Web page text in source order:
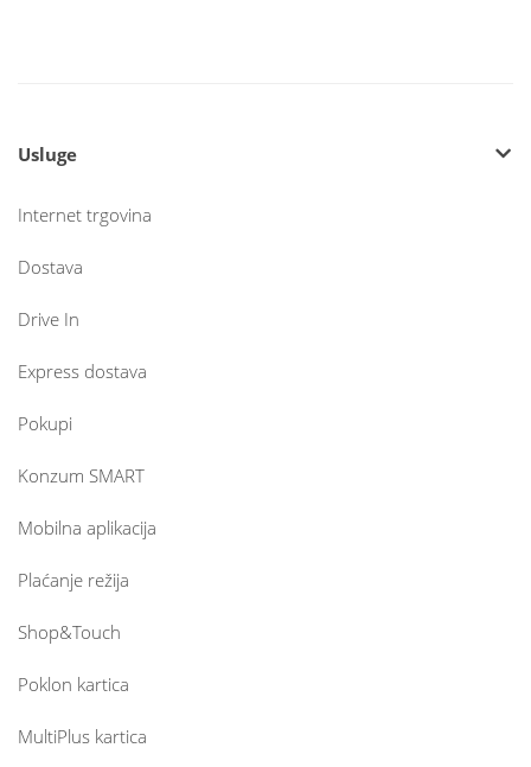
Usluge
Internet trgovina
Dostava
Drive In
Express dostava
Pokupi
Konzum SMART
Mobilna aplikacija
Plaćanje režija
Shop&Touch
Poklon kartica
MultiPlus kartica